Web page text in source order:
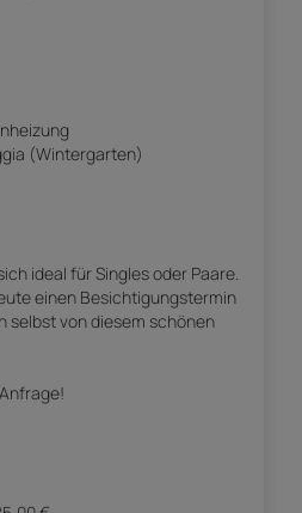
(Wintergarten)
ideal für Singles oder Paare.
einen Besichtigungstermin
selbst von diesem schönen